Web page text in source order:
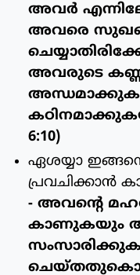
അവര്‍
അവരെ
അവരുടെ
6:10)
ഏശയ്യാ
പ്രവചിക്കാന്‍
- അവന്റെ
കാണുകയും